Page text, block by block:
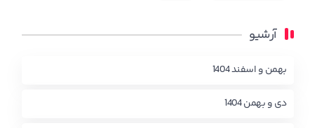
آرشیو
بهمن و اسفند 1404
دی و بهمن 1404